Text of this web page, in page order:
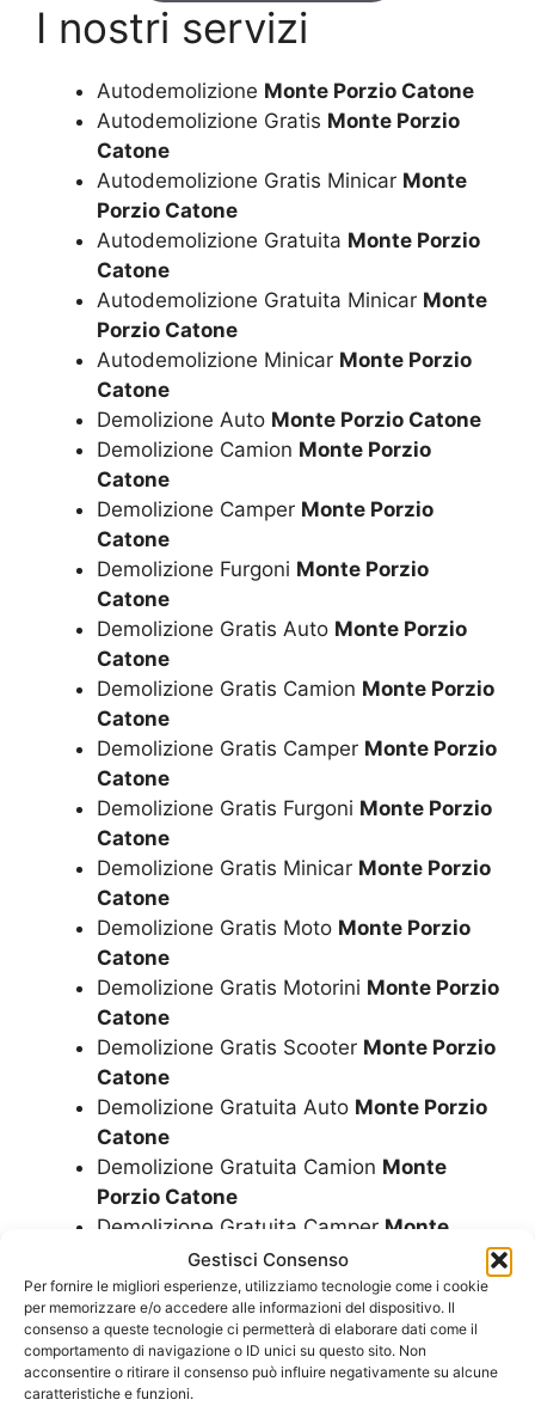
Gestisci Consenso
Per fornire le migliori esperienze, utilizziamo tecnologie come i cookie
per memorizzare e/o accedere alle informazioni del dispositivo. Il
consenso a queste tecnologie ci permetterà di elaborare dati come il
comportamento di navigazione o ID unici su questo sito. Non
acconsentire o ritirare il consenso può influire negativamente su alcune
caratteristiche e funzioni.
I nostri servizi
Autodemolizione Monte Porzio Catone
Autodemolizione Gratis Monte Porzio
Catone
Autodemolizione Gratis Minicar Monte
Porzio Catone
Autodemolizione Gratuita Monte Porzio
Catone
Autodemolizione Gratuita Minicar Monte
Porzio Catone
Autodemolizione Minicar Monte Porzio
Catone
Demolizione Auto Monte Porzio Catone
Demolizione Camion Monte Porzio
Catone
Demolizione Camper Monte Porzio
Catone
Demolizione Furgoni Monte Porzio
Catone
Demolizione Gratis Auto Monte Porzio
Catone
Demolizione Gratis Camion Monte Porzio
Catone
Demolizione Gratis Camper Monte Porzio
Catone
Demolizione Gratis Furgoni Monte Porzio
Catone
Demolizione Gratis Minicar Monte Porzio
Catone
Demolizione Gratis Moto Monte Porzio
Catone
Demolizione Gratis Motorini Monte Porzio
Catone
Demolizione Gratis Scooter Monte Porzio
Catone
Demolizione Gratuita Auto Monte Porzio
Catone
Demolizione Gratuita Camion Monte
Porzio Catone
Demolizione Gratuita Camper Monte
Porzio Catone
Demolizione Gratuita FurgoniMonte
Porzio Catone
Demolizione Gratuita MinicarMonte
Porzio Catone
Demolizione Gratuita Moto